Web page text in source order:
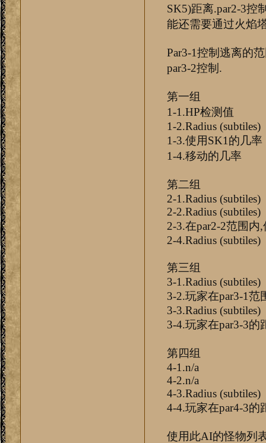
SK5)距离.par2-3控
能还需要通过火焰
Par3-1控制逃离的
par3-2控制.
第一组
1-1.HP检测值
1-2.Radius (subtiles)
1-3.使用SK1的几率
1-4.移动的几率
第二组
2-1.Radius (subtiles)
2-2.Radius (subtiles)
2-3.在par2-2范围
2-4.Radius (subtiles)
第三组
3-1.Radius (subtiles)
3-2.玩家在par3-1范
3-3.Radius (subtiles)
3-4.玩家在par3-3的
第四组
4-1.n/a
4-2.n/a
4-3.Radius (subtiles)
4-4.玩家在par4-3的
使用此AI的怪物列